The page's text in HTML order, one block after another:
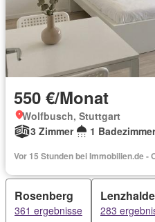
550 €/Monat
Wolfbusch, Stuttgart
3 Zimmer
1 Badezimmer
Vor 15 Stunden bei Immobilien.de -
Rosenberg
361 ergebnisse
Lenzhalde
283